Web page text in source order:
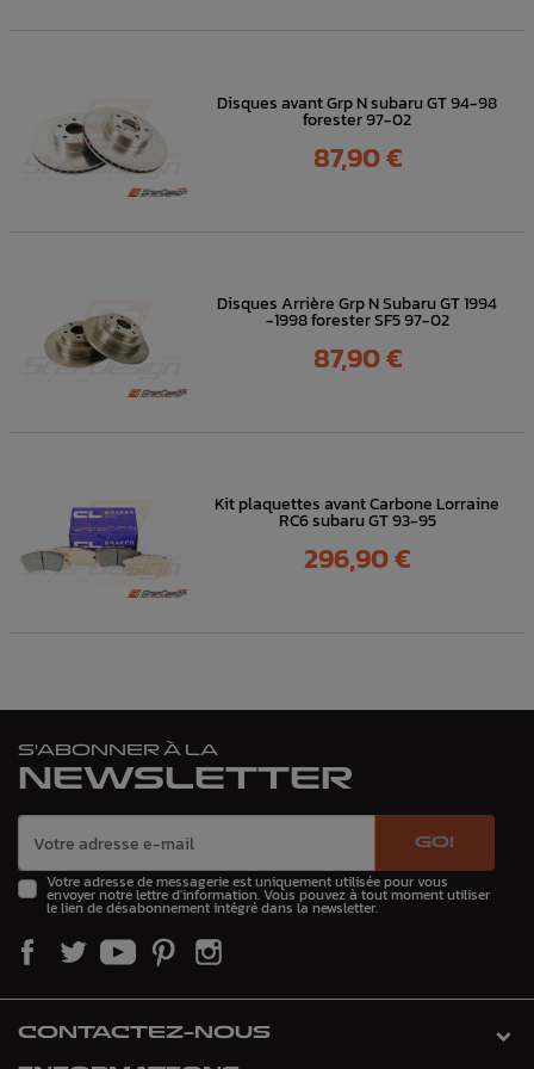
Disques avant Grp N subaru GT 94-98
forester 97-02
Prix
87,90 €
Disques Arrière Grp N Subaru GT 1994
-1998 forester SF5 97-02
Prix
87,90 €
Kit plaquettes avant Carbone Lorraine
RC6 subaru GT 93-95
Prix
296,90 €
S'ABONNER À LA
NEWSLETTER
GO!
Votre adresse de messagerie est uniquement utilisée pour vous
envoyer notre lettre d'information. Vous pouvez à tout moment utiliser
le lien de désabonnement intégré dans la newsletter.
CONTACTEZ-NOUS